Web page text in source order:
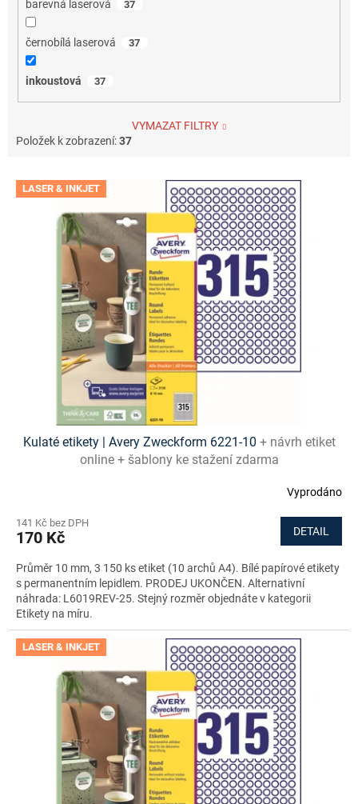
barevná laserová 37
černobílá laserová 37
inkoustová 37
VYMAZAT FILTRY
Položek k zobrazení:37
V LASER & INKJET
Kulaté etikety | Avery Zweckform 6221-10 + návrh etiket
online + šablony ke stažení zdarma
Vyprodáno
141 Kč bez DPH
170 Kč DETAIL
Průměr 10 mm, 3 150 ks etiket (10 archů A4). Bílé papírové etikety
s permanentním lepidlem. PRODEJ UKONČEN. Alternativní
náhrada: L6019REV-25. Stejný rozměr objednáte v kategorii
Etikety na míru.
LASER & INKJET